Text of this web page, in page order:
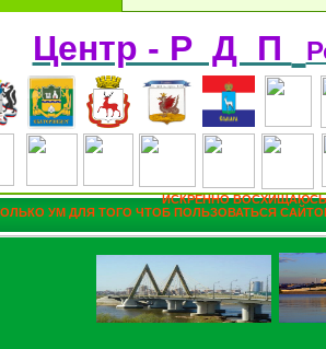
Центр - Р Д П
ИСКРЕННО
УМ ДЛЯ ТОГО ЧТОБ ПОЛЬЗОВАТЬСЯ